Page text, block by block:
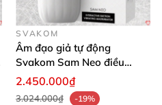
SVAKOM
Âm đạo giả tự động
Svakom Sam Neo điều
khiển qua app webcam cao
2.450.000₫
3.024.000₫
-19%